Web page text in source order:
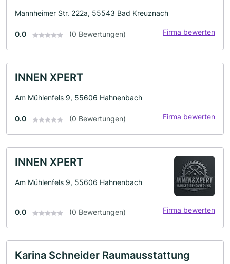
Mannheimer Str. 222a, 55543 Bad Kreuznach
0.0 (0 Bewertungen) Firma bewerten
INNEN XPERT
Am Mühlenfels 9, 55606 Hahnenbach
0.0 (0 Bewertungen) Firma bewerten
INNEN XPERT
Am Mühlenfels 9, 55606 Hahnenbach
0.0 (0 Bewertungen) Firma bewerten
Karina Schneider Raumausstattung